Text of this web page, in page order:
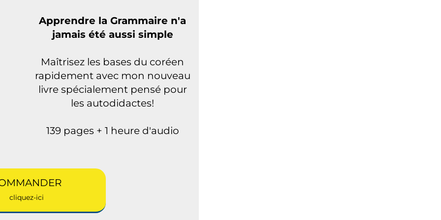
Apprendre la Grammaire n'a
jamais été aussi simple
Maîtrisez les bases du coréen
rapidement avec mon nouveau
livre spécialement pensé pour
les autodidactes!
139 pages + 1 heure d'audio
cliquez-ici